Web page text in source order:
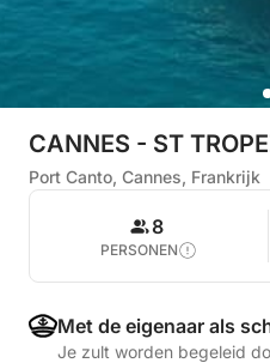
CANNES - ST
Port Canto, Cannes, Frankrijk
8
PERSONEN
Met de eigenaar als
Je zult worden begeleid